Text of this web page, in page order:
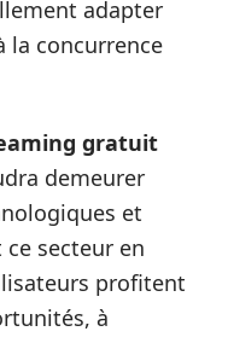
adapter
la concurrence
gratuit
demeurer
et
secteur en
profitent
à